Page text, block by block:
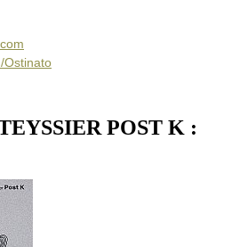
Ostinato
POST K :